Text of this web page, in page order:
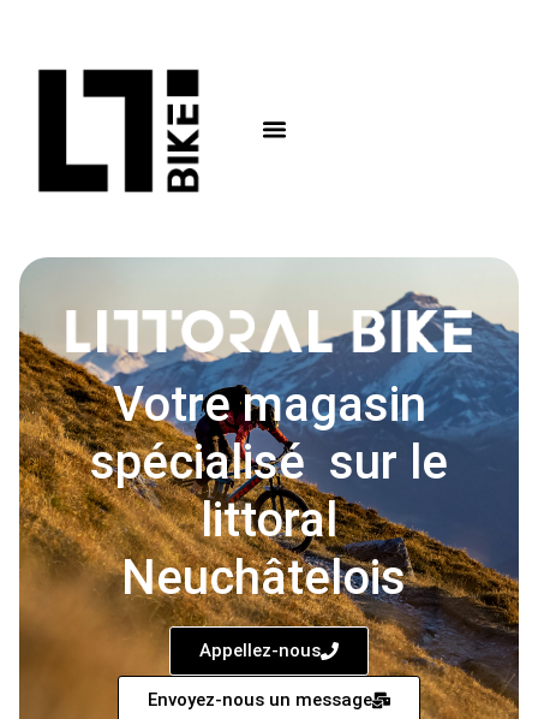
Votre magasin
spécialisé sur le
littoral
Neuchâtelois
Appellez-nous
Envoyez-nous un message